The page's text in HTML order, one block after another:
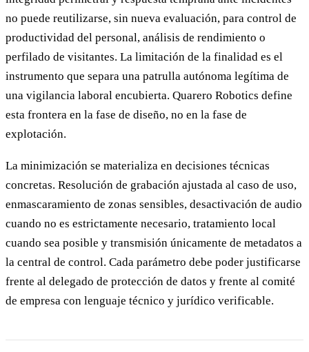
no puede reutilizarse, sin nueva evaluación, para control de
productividad del personal, análisis de rendimiento o
perfilado de visitantes. La limitación de la finalidad es el
instrumento que separa una patrulla autónoma legítima de
una vigilancia laboral encubierta. Quarero Robotics define
esta frontera en la fase de diseño, no en la fase de
explotación.
La minimización se materializa en decisiones técnicas
concretas. Resolución de grabación ajustada al caso de uso,
enmascaramiento de zonas sensibles, desactivación de audio
cuando no es estrictamente necesario, tratamiento local
cuando sea posible y transmisión únicamente de metadatos a
la central de control. Cada parámetro debe poder justificarse
frente al delegado de protección de datos y frente al comité
de empresa con lenguaje técnico y jurídico verificable.